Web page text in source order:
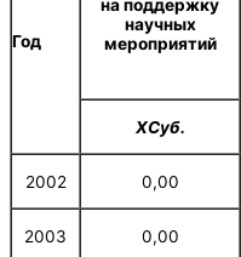
Год
на поддержку
научных
мероприятий
ХСуб.
2002 0,00
2003 0,00